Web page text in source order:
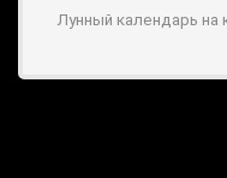
Лунный календарь на